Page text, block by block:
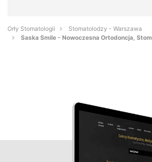
Orły Stomatologii
Stomatolodzy - Warszawa
Saska Smile - Nowoczesna Ortodoncja,